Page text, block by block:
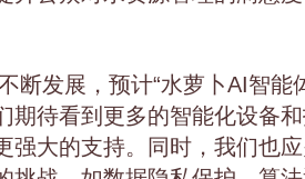
断发展，预计“水萝卜AI智能
期待看到更多的智能化设备
强大的支持。同时，我们也